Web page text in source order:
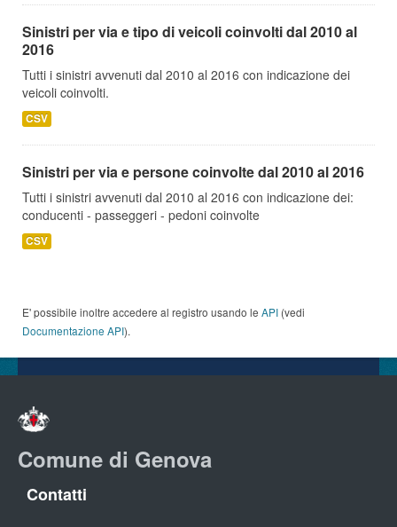
Sinistri per via e tipo di veicoli coinvolti dal 2010 al
2016
Tutti i sinistri avvenuti dal 2010 al 2016 con indicazione dei
veicoli coinvolti.
CSV
Sinistri per via e persone coinvolte dal 2010 al 2016
Tutti i sinistri avvenuti dal 2010 al 2016 con indicazione dei:
conducenti - passeggeri - pedoni coinvolte
CSV
E' possibile inoltre accedere al registro usando le API (vedi
Documentazione API).
Comune di Genova
Contatti